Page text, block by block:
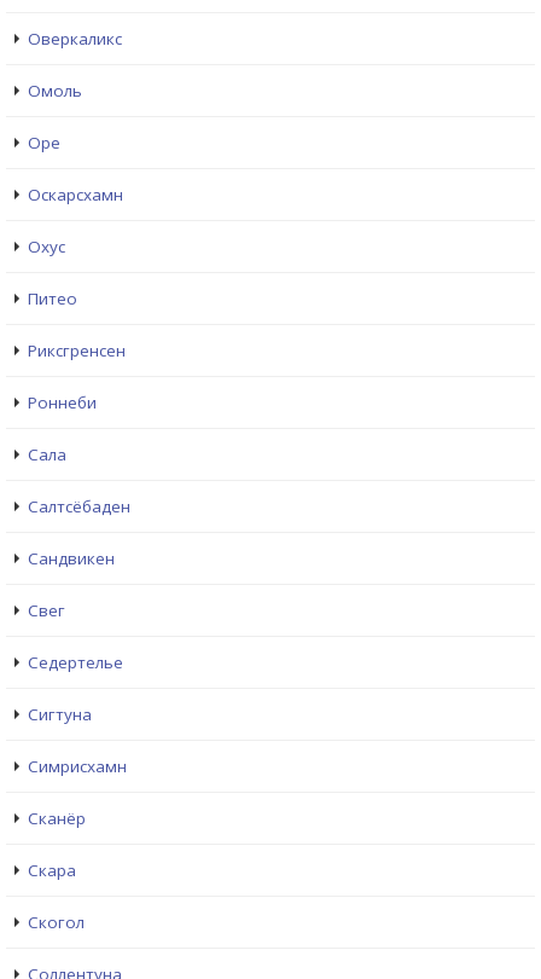
Оверкаликс
Омоль
Оре
Оскарсхамн
Охус
Питео
Риксгренсен
Роннеби
Сала
Салтсёбаден
Сандвикен
Свег
Седертелье
Сигтуна
Симрисхамн
Сканёр
Скара
Скогол
Соллентуна